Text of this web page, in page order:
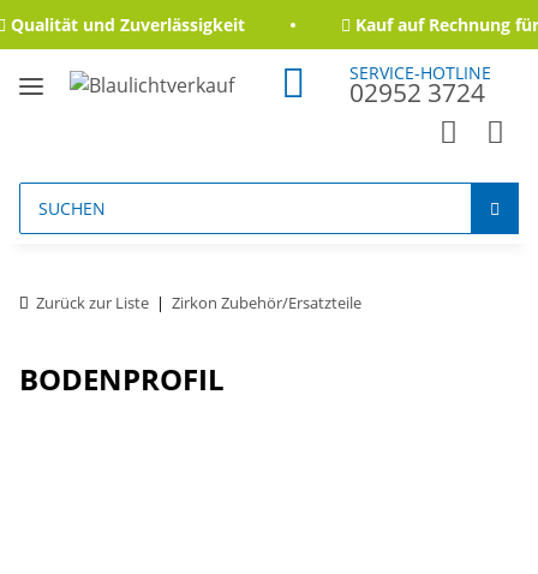
und Zuverlässigkeit Kauf auf Rechnung für
SERVICE-HOTLINE
02952 3724
Zurück zur Liste Zirkon Zubehör/Ersatzteile
BODENPROFIL